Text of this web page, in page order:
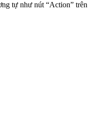
tự như nút “Action” trên